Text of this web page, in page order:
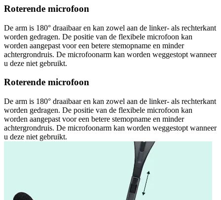
Roterende microfoon
De arm is 180° draaibaar en kan zowel aan de linker- als rechterkant
worden gedragen. De positie van de flexibele microfoon kan
worden aangepast voor een betere stemopname en minder
achtergrondruis. De microfoonarm kan worden weggestopt wanneer
u deze niet gebruikt.
Roterende microfoon
De arm is 180° draaibaar en kan zowel aan de linker- als rechterkant
worden gedragen. De positie van de flexibele microfoon kan
worden aangepast voor een betere stemopname en minder
achtergrondruis. De microfoonarm kan worden weggestopt wanneer
u deze niet gebruikt.